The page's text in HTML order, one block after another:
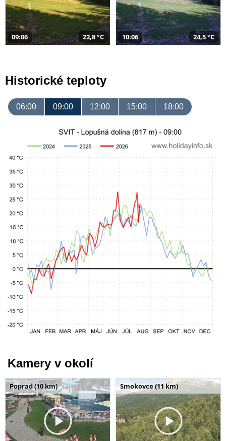
09:06 22,8 °C 10:06 24,5 °C
Historické teploty
06:00 09:00 12:00 15:00 18:00
Kamery v okolí
Poprad (10 km) Smokovce (11 km)